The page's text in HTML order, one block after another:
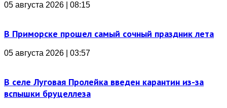
05 августа 2026 | 08:15
В Приморске прошел самый сочный праздник лета
05 августа 2026 | 03:57
В селе Луговая Пролейка введен карантин из-за
вспышки бруцеллеза